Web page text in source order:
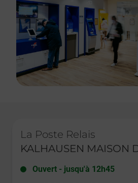
La Poste Relais
KALHAUSEN MAISON
Ouvert - jusqu'à 12h45